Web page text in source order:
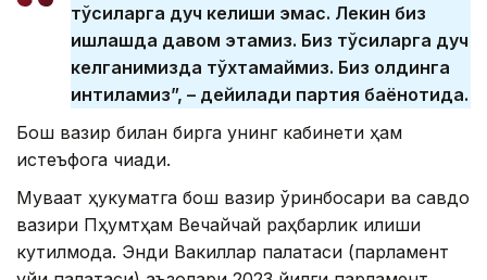
тўсиқларга дуч келиши эмас. Лекин биз
ишлашда давом этамиз. Биз тўсиқларга дуч
келганимизда тўхтамаймиз. Биз олдинга
интиламиз”, – дейилади партия баёнотида.
Бош вазир билан бирга унинг кабинети ҳам
истеъфога чиқади.
Муваққат ҳукуматга бош вазир ўринбосари ва савдо
вазири Пҳумтҳам Вечайчай раҳбарлик қилиши
кутилмоқда. Энди Вакиллар палатаси (парламент